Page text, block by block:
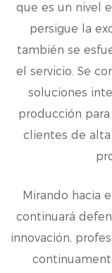
que es un nivel
persigue la
también se
el servicio. Se
soluciones
producción
clientes de
Mirando hacia
continuará
innovación,